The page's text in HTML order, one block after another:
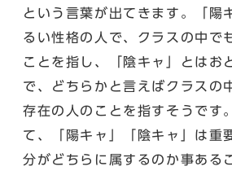
という言葉が出てきます。「陽
るい性格の人で、クラスの中で
ことを指し、「陰キャ」とはお
で、どちらかと言えばクラスの
存在の人のことを指すそうです
て、「陽キャ」「陰キャ」は重
分がどちらに属するのか事ある